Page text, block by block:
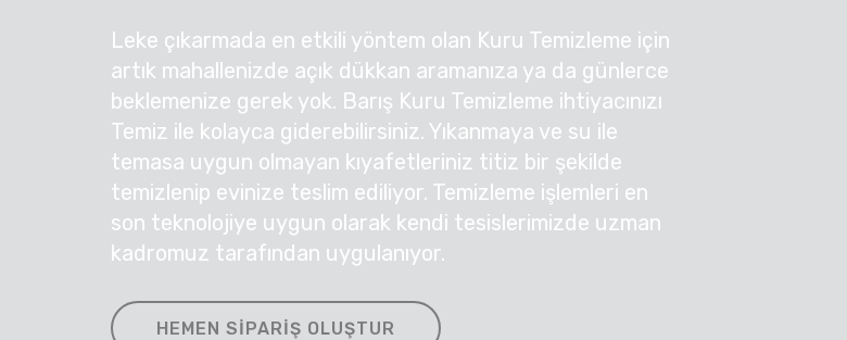
Leke çıkarmada en etkili yöntem olan Kuru Temizleme için
artık mahallenizde açık dükkan aramanıza ya da günlerce
beklemenize gerek yok. Barış Kuru Temizleme ihtiyacınızı
Temiz ile kolayca giderebilirsiniz. Yıkanmaya ve su ile
temasa uygun olmayan kıyafetleriniz titiz bir şekilde
temizlenip evinize teslim ediliyor. Temizleme işlemleri en
son teknolojiye uygun olarak kendi tesislerimizde uzman
kadromuz tarafından uygulanıyor.
HEMEN SIPARIŞ OLUŞTUR